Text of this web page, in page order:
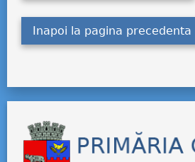
Inapoi la pagina precedenta